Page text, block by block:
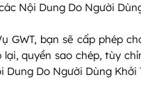
Nội Dung Do Người
bạn sẽ cấp phép
quyền sao chép, tùy
Do Người Dùng